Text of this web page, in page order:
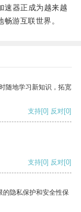
器正成为越来越
游互联世界。
随地学习新知识，拓宽
支持[0] 反对[0]
支持[0] 反对[0]
的隐私保护和安全性保